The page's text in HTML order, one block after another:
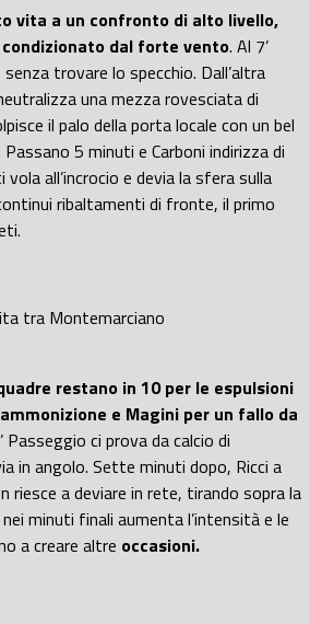
vita a un confronto di alto livello,
dal forte vento. Al 7’
trovare lo specchio. Dall’altra
una mezza rovesciata di
il palo della porta locale con un bel
5 minuti e Carboni indirizza di
all’incrocio e devia la sfera sulla
ribaltamenti di fronte, il primo
tra Montemarciano
restano in 10 per le espulsioni
e Magini per un fallo da
Passeggio ci prova da calcio di
in angolo. Sette minuti dopo, Ricci a
riesce a deviare in rete, tirando sopra la
minuti finali aumenta l’intensità e le
a creare altre occasioni.